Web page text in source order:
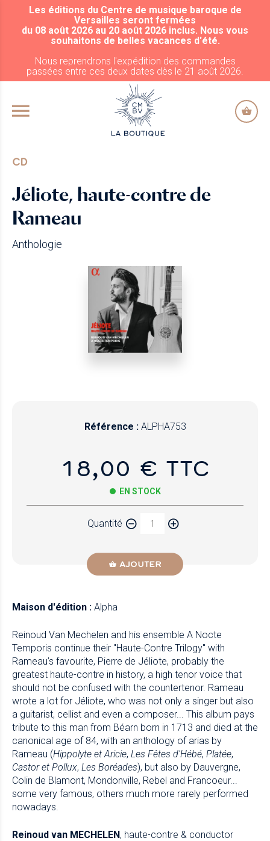
ALLER AU CONTENU PRINCIPAL
Les éditions du Centre de musique baroque de
Versailles seront fermées
du 08 août 2026 au 20 août 2026 inclus. Nous vous
souhaitons de belles vacances d'été.
Nous reprendrons l'expédition des commandes
passées entre ces deux dates dès le 21 août 2026.
CD
Jéliote, haute-contre de
Rameau
Anthologie
Référence : ALPHA753
18,00 € TTC
EN STOCK
Quantité
AJOUTER
Maison d'édition : Alpha
Reinoud Van Mechelen and his ensemble A Nocte
Temporis continue their "Haute-Contre Trilogy" with
Rameau’s favourite, Pierre de Jéliote, probably the
greatest haute-contre in history, a high tenor voice that
should not be confused with the countertenor. Rameau
wrote a lot for Jéliote, who was not only a singer but also
a guitarist, cellist and even a composer... This album pays
tribute to this man from Béarn born in 1713 and died at the
canonical age of 84, with an anthology of arias by
Rameau (Hippolyte et Aricie, Les Fêtes d'Hébé, Platée,
Castor et Pollux, Les Boréades), but also by Dauvergne,
Colin de Blamont, Mondonville, Rebel and Francoeur...
some very famous, others much more rarely performed
nowadays.
Reinoud van MECHELEN, haute-contre & conductor